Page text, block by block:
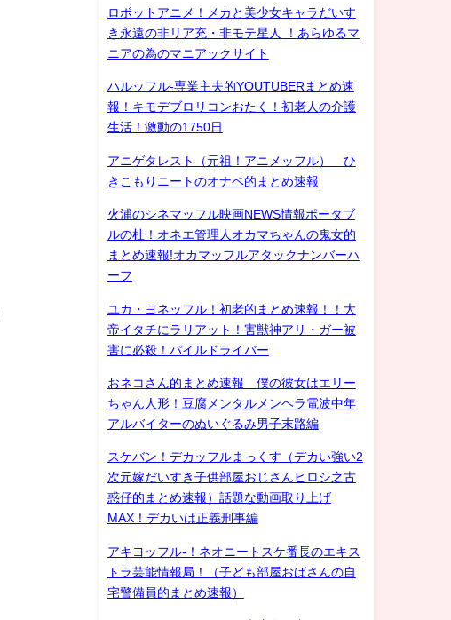
ロボットアニメ！メカと美少女キャラだいす
き永遠の非リア充・非モテ星人 ！あらゆるマ
ニアの為のマニアックサイト
ハルッフル-専業主夫的YOUTUBERまとめ速
報！キモデブロリコンおたく！初老人の介護
生活！激動の1750日
アニゲタレスト（元祖！アニメッフル） ひ
きこもりニートのオナベ的まとめ速報
火浦のシネマッフル映画NEWS情報ポータブ
ルの杜！オネエ管理人オカマちゃんの鬼女的
まとめ速報!オカマッフルアタックナンバーハ
ーフ
ユカ・ヨネッフル！初老的まとめ速報！！大
帝イタチにラリアット！害獣神アリ・ガー被
害に必殺！パイルドライバー
おネコさん的まとめ速報 僕の彼女はエリー
ちゃん人形！豆腐メンタルメンヘラ電波中年
アルバイターのぬいぐるみ男子末路編
スケバン！デカッフルまっくす（デカい強い2
次元嫁だいすき子供部屋おじさんヒロシ之古
惑仔的まとめ速報）話題な動画取り上げ
MAX！デカいは正義刑事編
アキヨッフル-！ネオニートスケ番長のエキス
トラ芸能情報局！（子ども部屋おばさんの自
宅警備員的まとめ速報）